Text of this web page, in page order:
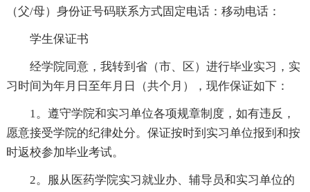
（父/母）身份证号码联系方式固定电话：移动电话：
学生保证书
经学院同意，我转到省（市、区）进行毕业实习，实
习时间为年月日至年月日（共个月），现作保证如下：
1。遵守学院和实习单位各项规章制度，如有违反，
愿意接受学院的纪律处分。保证按时到实习单位报到和按
时返校参加毕业考试。
2。服从医药学院实习就业办、辅导员和实习单位的